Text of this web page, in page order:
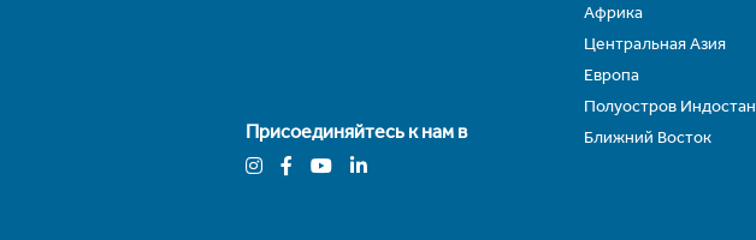
Присоединяйтесь к нам в
Африка
Центральная Азия
Европа
Полуостров Индостан
Ближний Восток